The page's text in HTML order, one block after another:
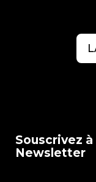
Souscrivez
Newsletter